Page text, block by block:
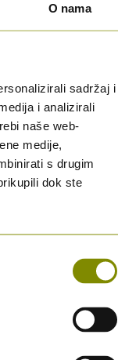
O nama
sadržaj i
i analizirali
naše web-
medije,
s drugim
dok ste